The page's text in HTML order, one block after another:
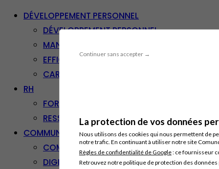
Continuer sans accepter →
La protection de vos données
Nous utilisons des cookies qui nous permettent de
notre trafic. En continuant à utiliser notre site
Règles de confidentialité de Google: ce fournisseur
Retrouvez notre politique de protection des
DÉVELOPPEMENT PERSONNEL
DÉVELOPPEMENT PERSONNEL
MANAGEMENT
EFFICACITÉ PROFESSIONNELLE
CARRIÈRE & RECONVERSION
RH
FORMATION PROFESSIONNELLE
RESSOURCES HUMAINES
COMMUNICATION/DIGITAL
COMMUNICATION
DIGITAL